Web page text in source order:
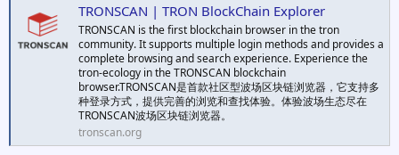
TRONSCAN | TRON BlockChain Explorer
TRONSCAN is the first blockchain browser in the tron
community. It supports multiple login methods and provides a
complete browsing and search experience. Experience the
tron-ecology in the TRONSCAN blockchain
browser.TRONSCAN是首款社区型波场区块链浏览器，它支持多
种登录方式，提供完善的浏览和查找体验。体验波场生态尽在
TRONSCAN波场区块链浏览器。
tronscan.org